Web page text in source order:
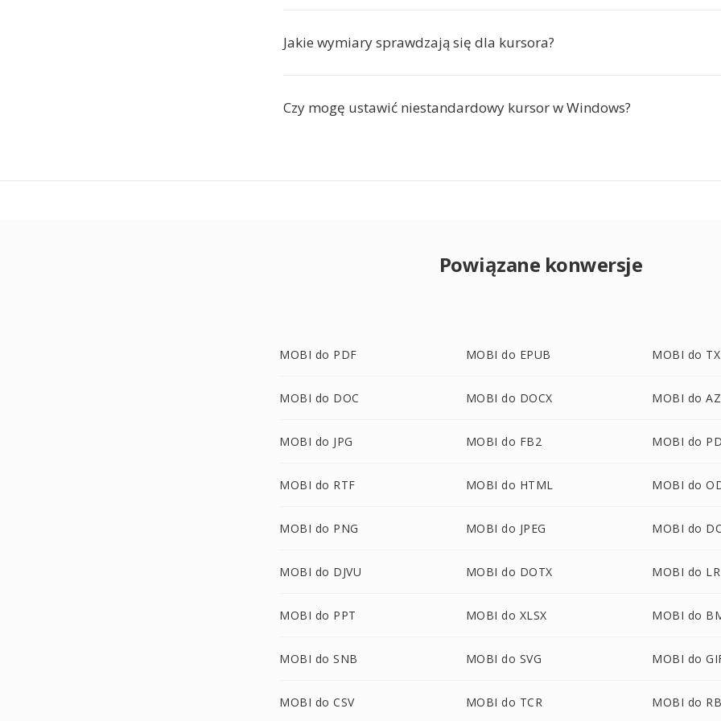
Jakie wymiary sprawdzają się dla kursora?
Czy mogę ustawić niestandardowy kursor w Windows?
Powiązane konwersje
MOBI do PDF MOBI do EPUB MOBI do
MOBI do DOC MOBI do DOCX MOBI do
MOBI do JPG MOBI do FB2 MOBI do
MOBI do RTF MOBI do HTML MOBI do
MOBI do PNG MOBI do JPEG MOBI do
MOBI do DJVU MOBI do DOTX MOBI do
MOBI do PPT MOBI do XLSX MOBI do
MOBI do SNB MOBI do SVG MOBI do
MOBI do CSV MOBI do TCR MOBI do